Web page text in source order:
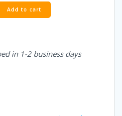
Add to cart
in 1-2 business days